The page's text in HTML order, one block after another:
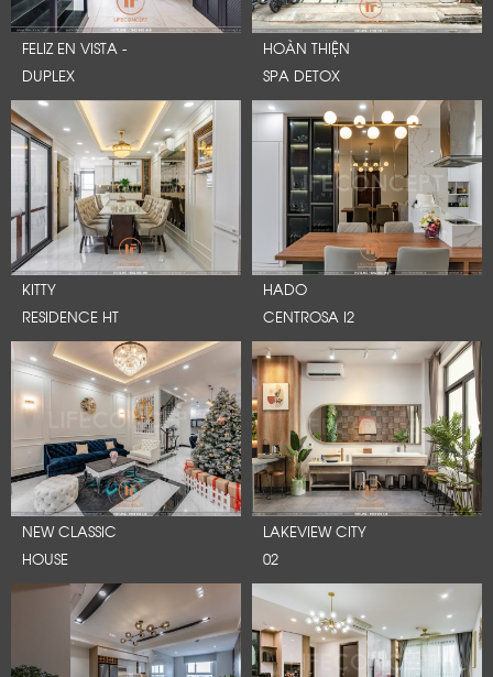
FELIZ EN VISTA -
DUPLEX
HOÀN THIỆN
SPA DETOX
KITTY
RESIDENCE HT
HADO
CENTROSA I2
NEW CLASSIC
HOUSE
LAKEVIEW CITY
02